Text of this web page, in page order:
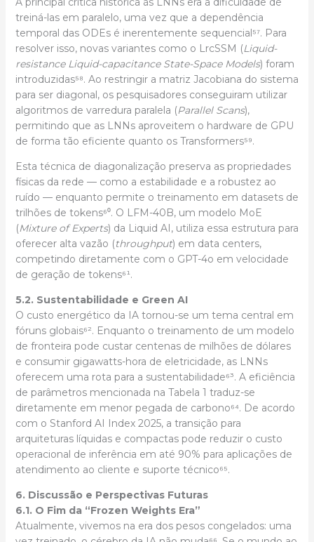
treiná-las em paralelo, uma vez que a dependência
temporal das ODEs é inerentemente sequencial⁵⁷. Para
resolver isso, novas variantes como o LrcSSM (Liquid-
resistance Liquid-capacitance State-Space Models) foram
introduzidas⁵⁸. Ao restringir a matriz Jacobiana do sistema
para ser diagonal, os pesquisadores conseguiram utilizar
algoritmos de varredura paralela (Parallel Scans),
permitindo que as LNNs aproveitem o hardware de GPU
de forma tão eficiente quanto os Transformers⁵⁹.
Esta técnica de diagonalização preserva as propriedades
físicas da rede — como a estabilidade e a robustez ao
ruído — enquanto permite o treinamento em datasets de
trilhões de tokens⁶⁰. O LFM-40B, um modelo MoE
(Mixture of Experts) da Liquid AI, utiliza essa estrutura para
oferecer alta vazão (throughput) em data centers,
competindo diretamente com o GPT-4o em velocidade
de geração de tokens⁶¹.
5.2. Sustentabilidade e Green AI
O custo energético da IA tornou-se um tema central em
fóruns globais⁶². Enquanto o treinamento de um modelo
de fronteira pode custar centenas de milhões de dólares
e consumir gigawatts-hora de eletricidade, as LNNs
oferecem uma rota para a sustentabilidade⁶³. A eficiência
de parâmetros mencionada na Tabela 1 traduz-se
diretamente em menor pegada de carbono⁶⁴. De acordo
com o Stanford AI Index 2025, a transição para
arquiteturas líquidas e compactas pode reduzir o custo
operacional de inferência em até 90% para aplicações de
atendimento ao cliente e suporte técnico⁶⁵.
6. Discussão e Perspectivas Futuras
6.1. O Fim da “Frozen Weights Era”
Atualmente, vivemos na era dos pesos congelados: uma